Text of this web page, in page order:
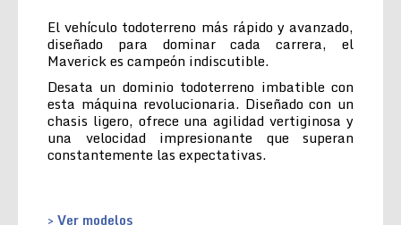
El vehículo todoterreno más rápido y avanzado,
diseñado para dominar cada carrera, el
Maverick es campeón indiscutible.
Desata un dominio todoterreno imbatible con
esta máquina revolucionaria. Diseñado con un
chasis ligero, ofrece una agilidad vertiginosa y
una velocidad impresionante que superan
constantemente las expectativas.
> Ver modelos